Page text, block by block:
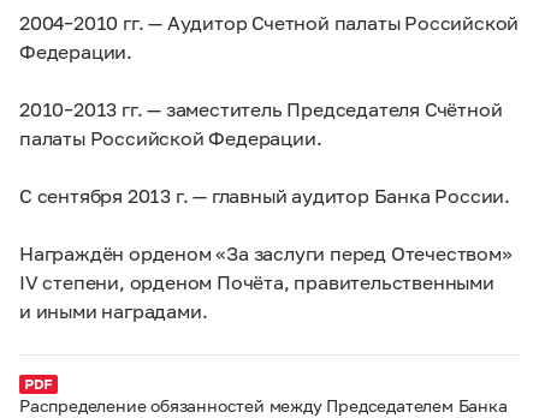
2004–2010 гг. — Аудитор Счетной палаты Российской
Федерации.
2010–2013 гг. — заместитель Председателя Счётной
палаты Российской Федерации.
С сентября 2013 г. — главный аудитор Банка России.
Награждён орденом «За заслуги перед Отечеством»
IV степени, орденом Почёта, правительственными
и иными наградами.
Распределение обязанностей между Председателем Банка